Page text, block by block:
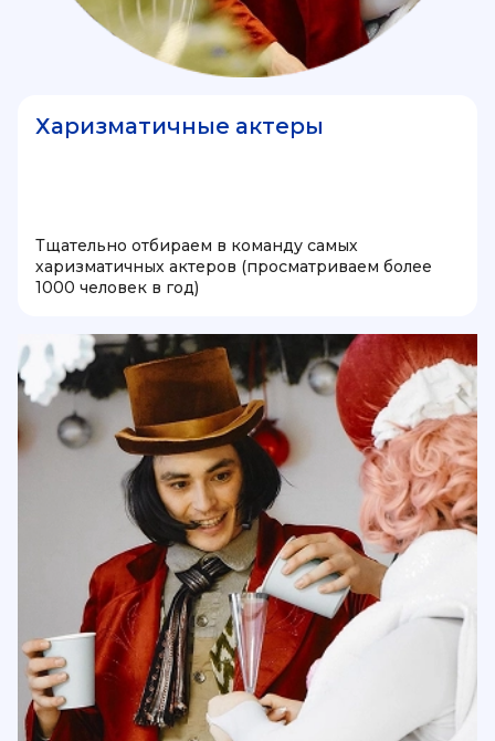
Харизматичные актеры
Тщательно отбираем в команду самых
харизматичных актеров (просматриваем более
1000 человек в год)